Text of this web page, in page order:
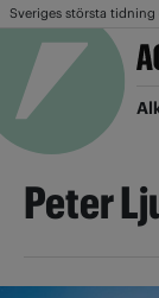
Sveriges största
Peter